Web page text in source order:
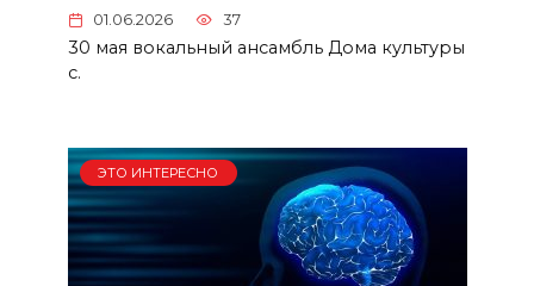
01.06.2026 37
30 мая вокальный ансамбль Дома культуры
с.
ЭТО ИНТЕРЕСНО